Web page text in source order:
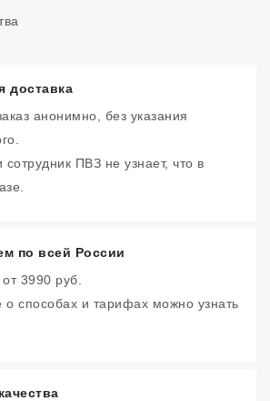
доставка
анонимно, без указания
сотрудник ПВЗ не узнает, что в
по всей России
3990 руб.
о способах и тарифах можно узнать